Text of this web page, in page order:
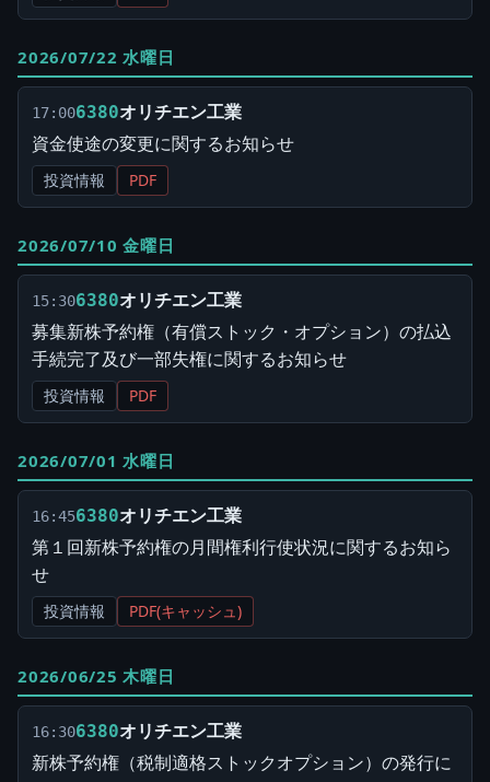
2026/07/22 水曜日
17:006380オリチエン工業
資金使途の変更に関するお知らせ
投資情報 PDF
2026/07/10 金曜日
15:306380オリチエン工業
募集新株予約権（有償ストック・オプション）の払込
手続完了及び一部失権に関するお知らせ
投資情報 PDF
2026/07/01 水曜日
16:456380オリチエン工業
第１回新株予約権の月間権利行使状況に関するお知ら
せ
投資情報 PDF(キャッシュ)
2026/06/25 木曜日
16:306380オリチエン工業
新株予約権（税制適格ストックオプション）の発行に